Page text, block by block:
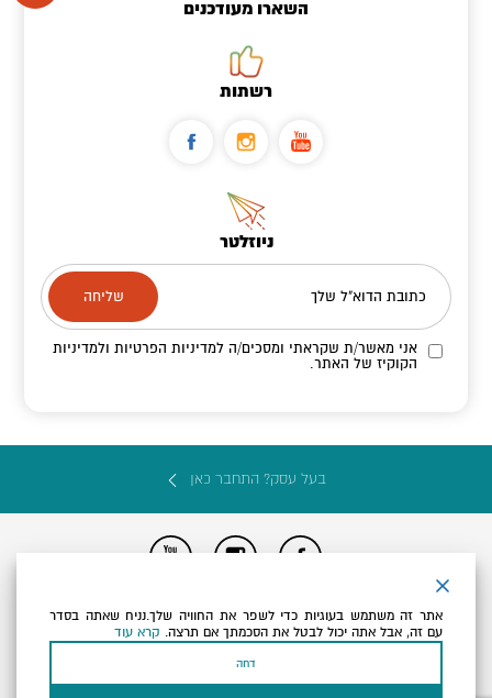
השארו מעודכנים
רשתות
ניוזלטר
כתובת הדוא"ל שלך
אני מאשר/ת שקראתי ומסכים/הלמדיניות הפרטיות ולמדיניות
הקוקיז של האתר.
בעל עסק? התחבר כאן
הצהרת נגישות תקנון, תנאי שימוש ומדיניות פרטיות
הגדרות פרטיות
Powered by
כל הזכויות שמורות לארץ ים המלח ©
אתר זה משתמש בעוגיות כדי לשפר את החוויה שלך.נניח שאתה בסדר
עם זה, אבל אתה יכול לבטל את הסכמתך אם תרצה. קרא עוד
דחה